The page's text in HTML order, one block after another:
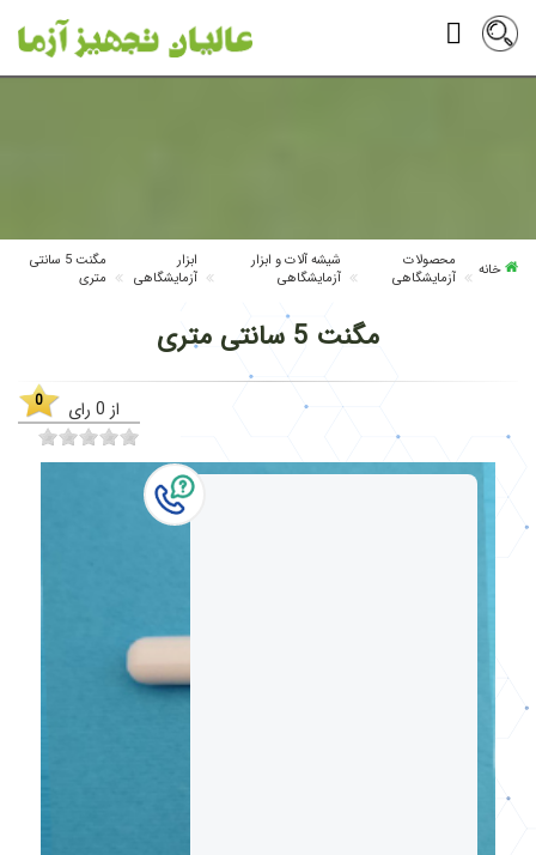
خانه
محصولات
آزمایشگاهی
شیشه آلات و ابزار
آزمایشگاهی
ابزار
آزمایشگاهی
مگنت 5 سانتی
متری
مگنت 5 سانتی متری
از 0 رای 0